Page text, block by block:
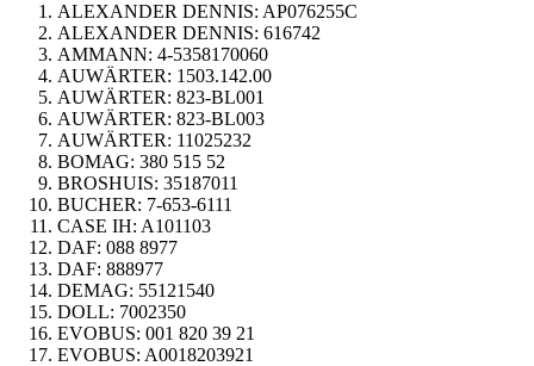
ALEXANDER DENNIS: AP076255C
ALEXANDER DENNIS: 616742
AMMANN: 4-5358170060
AUWÄRTER: 1503.142.00
AUWÄRTER: 823-BL001
AUWÄRTER: 823-BL003
AUWÄRTER: 11025232
BOMAG: 380 515 52
BROSHUIS: 35187011
BUCHER: 7-653-6111
CASE IH: A101103
DAF: 088 8977
DAF: 888977
DEMAG: 55121540
DOLL: 7002350
EVOBUS: 001 820 39 21
EVOBUS: A0018203921